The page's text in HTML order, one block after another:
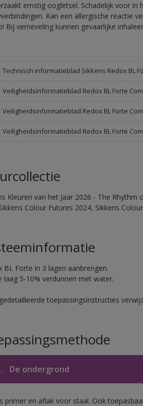
ernstig oogletsel. Schadelijk voor
Kan een allergische reactie
Bij verneveling kunnen gevaarlijke
Technisch informatieblad Sikkens Redox BL
Veiligheidsinformatieblad Redox BL Forte
Veiligheidsinformatieblad Redox BL Forte
Veiligheidsinformatieblad Redox BL Forte
Kleuren van het Jaar 2026 - The Rhythm
Colour Futures 2024, Sikkens
BL Forte in 3 lagen aanbrengen.
laag 5-10% verdunnen met water.
toepassingsinstructies
De ondergrond
primer en aflak voor staal. Ook